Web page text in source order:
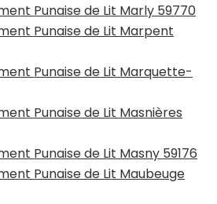
Punaise de Lit Marly 59770
Punaise de Lit Marpent
Punaise de Lit Marquette-
Punaise de Lit Masnières
Punaise de Lit Masny 59176
Punaise de Lit Maubeuge